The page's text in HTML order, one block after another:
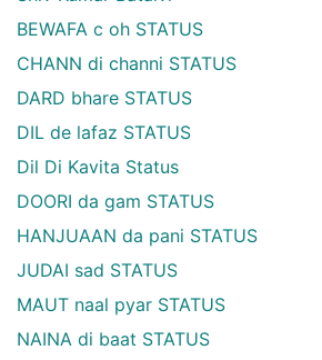
BEWAFA c oh STATUS
CHANN di channi STATUS
DARD bhare STATUS
DIL de lafaz STATUS
Dil Di Kavita Status
DOORI da gam STATUS
HANJUAAN da pani STATUS
JUDAI sad STATUS
MAUT naal pyar STATUS
NAINA di baat STATUS